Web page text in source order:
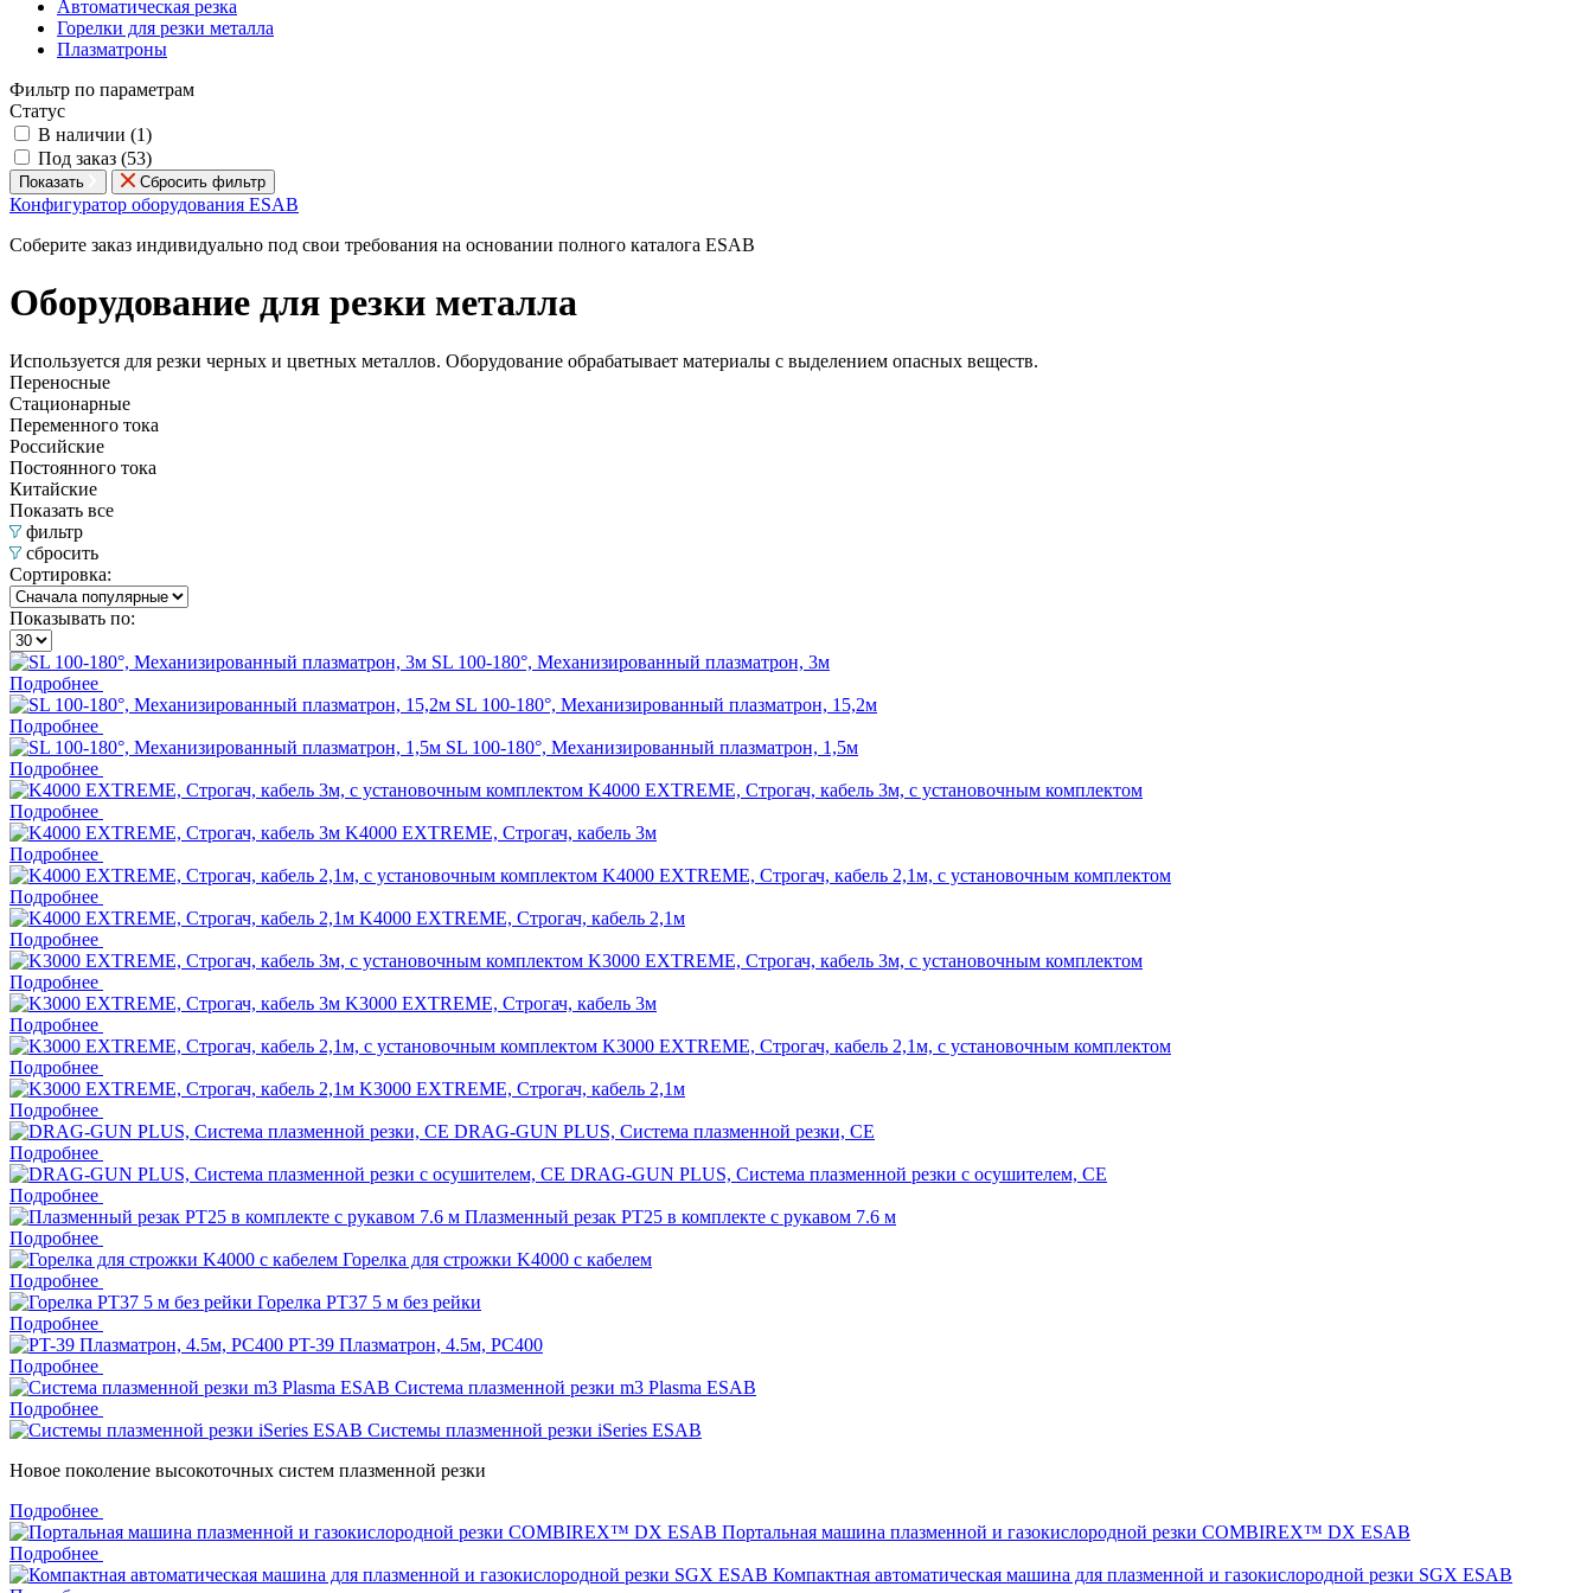
Автоматическая резка
Горелки для резки металла
Плазматроны
Фильтр по параметрам
Статус
В наличии (1)
Под заказ (53)
Показать Сбросить фильтр
Конфигуратор оборудования ESAB
Соберите заказ индивидуально под свои требования на основании полного каталога ESAB
Оборудование для резки металла
Используется для резки черных и цветных металлов. Оборудование обрабатывает материалы с выделением опасных веществ.
Переносные
Стационарные
Переменного тока
Российские
Постоянного тока
Китайские
Показать все
фильтр
сбросить
Сортировка:
Показывать по:
SL 100-180°, Механизированный плазматрон, 3м
Подробнее
SL 100-180°, Механизированный плазматрон, 15,2м
Подробнее
SL 100-180°, Механизированный плазматрон, 1,5м
Подробнее
K4000 EXTREME, Строгач, кабель 3м, с установочным комплектом
Подробнее
K4000 EXTREME, Строгач, кабель 3м
Подробнее
K4000 EXTREME, Строгач, кабель 2,1м, с установочным комплектом
Подробнее
K4000 EXTREME, Строгач, кабель 2,1м
Подробнее
K3000 EXTREME, Строгач, кабель 3м, с установочным комплектом
Подробнее
K3000 EXTREME, Строгач, кабель 3м
Подробнее
K3000 EXTREME, Строгач, кабель 2,1м, с установочным комплектом
Подробнее
K3000 EXTREME, Строгач, кабель 2,1м
Подробнее
DRAG-GUN PLUS, Система плазменной резки, CE
Подробнее
DRAG-GUN PLUS, Система плазменной резки с осушителем, CE
Подробнее
Плазменный резак PT25 в комплекте с рукавом 7.6 м
Подробнее
Горелка для строжки K4000 с кабелем
Подробнее
Горелка PT37 5 м без рейки
Подробнее
PT-39 Плазматрон, 4.5м, PC400
Подробнее
Система плазменной резки m3 Plasma ESAB
Подробнее
Системы плазменной резки iSeries ESAB
Новое поколение высокоточных систем плазменной резки
Подробнее
Портальная машина плазменной и газокислородной резки COMBIREX™ DX ESAB
Подробнее
Компактная автоматическая машина для плазменной и газокислородной резки SGX ESAB